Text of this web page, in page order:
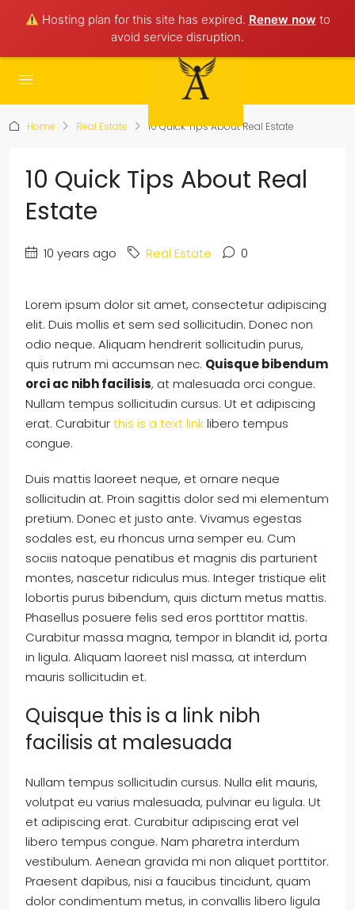
Hosting plan for this site has expired. Renew now to
avoid service disruption.
Home Real Estate 10 Quick Tips About Real Estate
10 Quick Tips About Real
Estate
10 years ago Real Estate 0
Lorem ipsum dolor sit amet, consectetur adipiscing
elit. Duis mollis et sem sed sollicitudin. Donec non
odio neque. Aliquam hendrerit sollicitudin purus,
quis rutrum mi accumsan nec. Quisque bibendum
orci ac nibh facilisis, at malesuada orci congue.
Nullam tempus sollicitudin cursus. Ut et adipiscing
erat. Curabiturthis is a text linklibero tempus
congue.
Duis mattis laoreet neque, et ornare neque
sollicitudin at. Proin sagittis dolor sed mi elementum
pretium. Donec et justo ante. Vivamus egestas
sodales est, eu rhoncus urna semper eu. Cum
sociis natoque penatibus et magnis dis parturient
montes, nascetur ridiculus mus. Integer tristique elit
lobortis purus bibendum, quis dictum metus mattis.
Phasellus posuere felis sed eros porttitor mattis.
Curabitur massa magna, tempor in blandit id, porta
in ligula. Aliquam laoreet nisl massa, at interdum
mauris sollicitudin et.
Quisque this is a link nibh
facilisis at malesuada
Nullam tempus sollicitudin cursus. Nulla elit mauris,
volutpat eu varius malesuada, pulvinar eu ligula. Ut
et adipiscing erat. Curabitur adipiscing erat vel
libero tempus congue. Nam pharetra interdum
vestibulum. Aenean gravida mi non aliquet porttitor.
Praesent dapibus, nisi a faucibus tincidunt, quam
dolor condimentum metus, in convallis libero ligula